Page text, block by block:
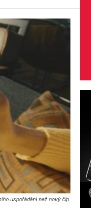
uspořádání než nový čip.